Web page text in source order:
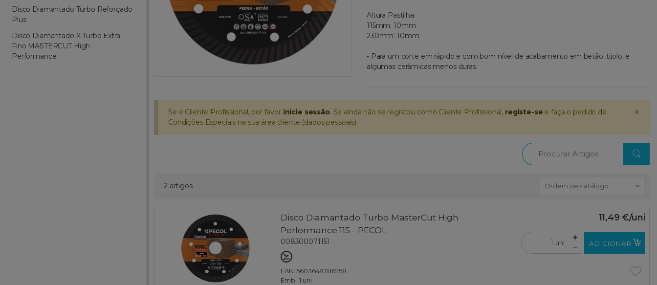
Disco Diamantado Turbo Reforçado
Plus
Disco Diamantado X Turbo Extra
Fino MASTERCUT High
Performance
Altura Pastilha:
115mm: 10mm
230mm: 10mm
- Para um corte em rápido e com bom nível de acabamento em betão, tijolo, e
algumas cerâmicas menos duras.
×
Se é Cliente Profissional, por favor inicie sessão. Se ainda não se registou como Cliente Profissional, registe-se e faça o pedido de
Condições Especiais na sua área cliente (dados pessoais).
Procurar
2 artigos Ordem de catálogo
Disco Diamantado Turbo MasterCut High
Performance 115 - PECOL
008300071151
EAN: 5603648786258
Emb.:1 uni
11,49 €/uni
uni ADICIONAR